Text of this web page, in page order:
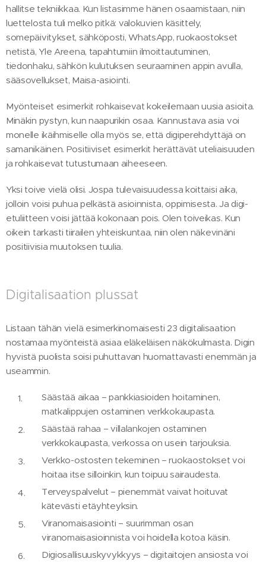
hallitse tekniikkaa. Kun listasimme hänen osaamistaan, niin
luettelosta tuli melko pitkä: valokuvien käsittely,
somepäivitykset, sähköposti, WhatsApp, ruokaostokset
netistä, Yle Areena, tapahtumiin ilmoittautuminen,
tiedonhaku, sähkön kulutuksen seuraaminen appin avulla,
sääsovellukset, Maisa-asiointi.
Myönteiset esimerkit rohkaisevat kokeilemaan uusia asioita.
Minäkin pystyn, kun naapurikin osaa. Kannustava asia voi
monelle ikäihmiselle olla myös se, että digiperehdyttäjä on
samanikäinen. Positiiviset esimerkit herättävät uteliaisuuden
ja rohkaisevat tutustumaan aiheeseen.
Yksi toive vielä olisi. Jospa tulevaisuudessa koittaisi aika,
jolloin voisi puhua pelkästä asioinnista, oppimisesta. Ja digi-
etuliitteen voisi jättää kokonaan pois. Olen toiveikas. Kun
oikein tarkasti tiirailen yhteiskuntaa, niin olen näkevinäni
positiivisia muutoksen tuulia.
Digitalisaation plussat
Listaan tähän vielä esimerkinomaisesti 23 digitalisaation
nostamaa myönteistä asiaa eläkeläisen näkökulmasta. Digin
hyvistä puolista soisi puhuttavan huomattavasti enemmän ja
useammin.
Säästää aikaa – pankkiasioiden hoitaminen,
matkalippujen ostaminen verkkokaupasta.
Säästää rahaa – villalankojen ostaminen
verkkokaupasta, verkossa on usein tarjouksia.
Verkko-ostosten tekeminen – ruokaostokset voi
hoitaa itse silloinkin, kun toipuu sairaudesta.
Terveyspalvelut – pienemmät vaivat hoituvat
kätevästi etäyhteyksin.
Viranomaisasiointi – suurimman osan
viranomaisasioinnista voi hoidella kotoa käsin.
Digiosallisuuskyvykkyys – digitaitojen ansiosta voi